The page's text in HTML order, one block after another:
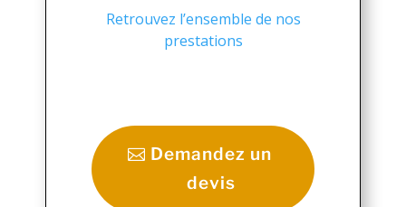
Retrouvez l’ensemble de nos
prestations
Demandez un
devis